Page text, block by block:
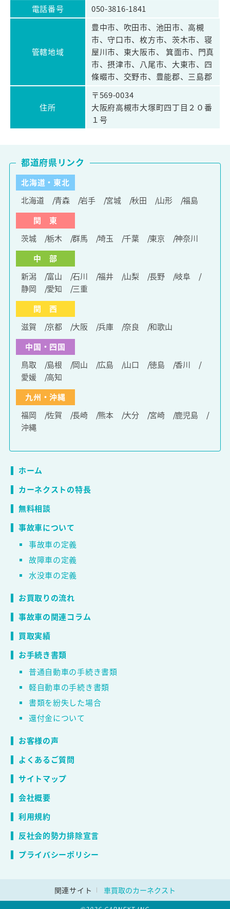
電話番号
050-3816-1841
管轄地域
豊中市、吹田市、池田市、高槻
市、守口市、枚方市、茨木市、寝
屋川市、東大阪市、 箕面市、門真
市、摂津市、八尾市、大東市、四
條畷市、交野市、豊能郡、三島郡
住所
〒569-0034
大阪府高槻市大塚町四丁目２０番
１号
北海道・東北
北海道
青森 岩手 宮城 秋田 山形
福島
関 東
茨城
栃木 群馬 埼玉 千葉 東京
神奈川
中 部
新潟
富山 石川 福井 山梨 長野
岐阜
静岡
愛知
三重
関 西
滋賀
京都 大阪 兵庫 奈良
和歌山
中国・四国
鳥取
島根 岡山 広島 山口 徳島
香川
愛媛
高知
九州・沖縄
福岡
佐賀 長崎 熊本 大分 宮崎
鹿児島
沖縄
都道府県リンク
ホーム
カーネクストの特長
無料相談
事故車について
事故車の定義
故障車の定義
水没車の定義
お買取りの流れ
事故車の関連コラム
買取実績
お手続き書類
普通自動車の手続き書類
軽自動車の手続き書類
書類を紛失した場合
還付金について
お客様の声
よくあるご質問
サイトマップ
会社概要
利用規約
反社会的勢力排除宣言
プライバシーポリシー
関連サイト 車買取のカーネクスト